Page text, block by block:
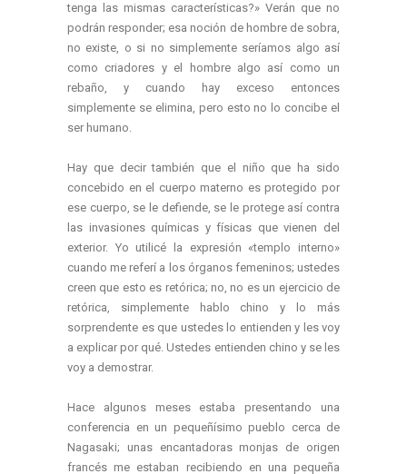
tenga las mismas características?» Verán que no
podrán responder; esa noción de hombre de sobra,
no existe, o si no simplemente seríamos algo así
como criadores y el hombre algo así como un
rebaño, y cuando hay exceso entonces
simplemente se elimina, pero esto no lo concibe el
ser humano.
Hay que decir también que el niño que ha sido
concebido en el cuerpo materno es protegido por
ese cuerpo, se le defiende, se le protege así contra
las invasiones químicas y físicas que vienen del
exterior. Yo utilicé la expresión «templo interno»
cuando me referí a los órganos femeninos; ustedes
creen que esto es retórica; no, no es un ejercicio de
retórica, simplemente hablo chino y lo más
sorprendente es que ustedes lo entienden y les voy
a explicar por qué. Ustedes entienden chino y se les
voy a demostrar.
Hace algunos meses estaba presentando una
conferencia en un pequeñísimo pueblo cerca de
Nagasaki; unas encantadoras monjas de origen
francés me estaban recibiendo en una pequeña